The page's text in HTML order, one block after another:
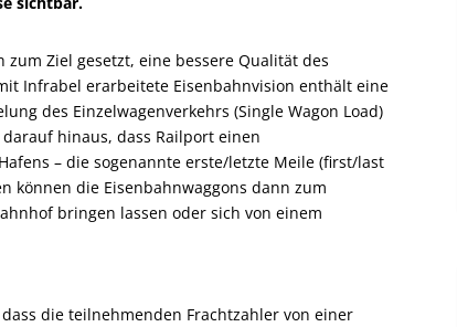
Ziel gesetzt, eine bessere Qualität des
Infrabel erarbeitete Eisenbahnvision enthält eine
des Einzelwagenverkehrs (Single Wagon Load)
hinaus, dass Railport einen
– die sogenannte erste/letzte Meile (first/last
können die Eisenbahnwaggons dann zum
bringen lassen oder sich von einem
die teilnehmenden Frachtzahler von einer